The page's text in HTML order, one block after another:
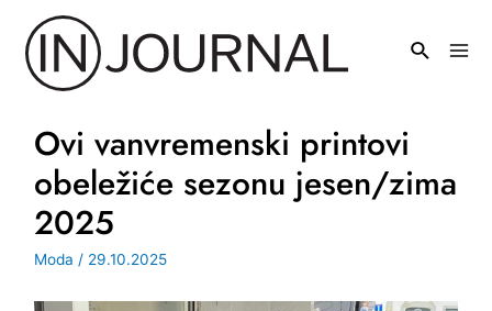
sadržaj
Ovi vanvremenski printovi
obeležiće sezonu jesen/zima
2025
Moda / 29.10.2025